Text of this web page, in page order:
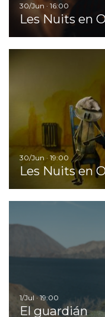
30/Jun · 16:00
Les Nuits en
30/Jun · 19:00
Les Nuits en
1/Jul · 19:00
El guardián